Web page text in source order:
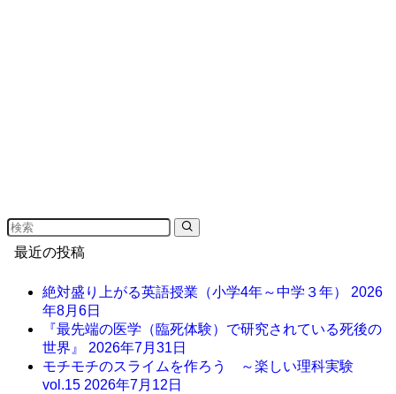
最近の投稿
絶対盛り上がる英語授業（小学4年～中学３年） 2026
年8月6日
『最先端の医学（臨死体験）で研究されている死後の
世界』 2026年7月31日
モチモチのスライムを作ろう ～楽しい理科実験
vol.15 2026年7月12日